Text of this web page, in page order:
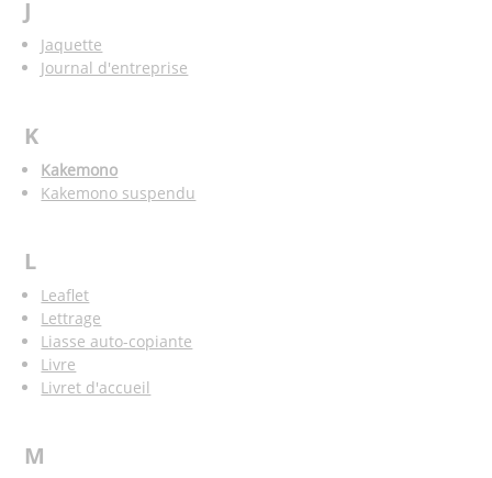
J
Jaquette
Journal d'entreprise
K
Kakemono
Kakemono suspendu
L
Leaflet
Lettrage
Liasse auto-copiante
Livre
Livret d'accueil
M